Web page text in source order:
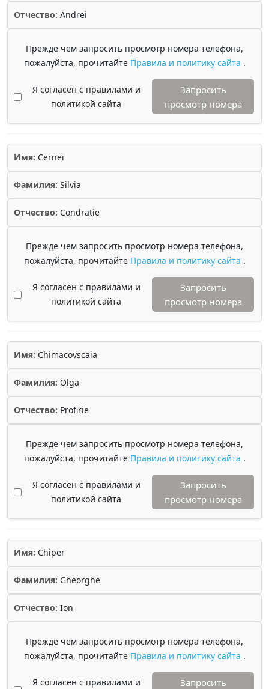
Отчество: Andrei
Прежде чем запросить просмотр номера телефона,
пожалуйста, прочитайте Правила и политику сайта .
Я согласен с правилами и
политикой сайта
Запросить
просмотр номера
Имя: Cernei
Фамилия: Silvia
Отчество: Condratie
Прежде чем запросить просмотр номера телефона,
пожалуйста, прочитайте Правила и политику сайта .
Я согласен с правилами и
политикой сайта
Запросить
просмотр номера
Имя: Chimacovscaia
Фамилия: Olga
Отчество: Profirie
Прежде чем запросить просмотр номера телефона,
пожалуйста, прочитайте Правила и политику сайта .
Я согласен с правилами и
политикой сайта
Запросить
просмотр номера
Имя: Chiper
Фамилия: Gheorghe
Отчество: Ion
Прежде чем запросить просмотр номера телефона,
пожалуйста, прочитайте Правила и политику сайта .
Я согласен с правилами и
Запросить